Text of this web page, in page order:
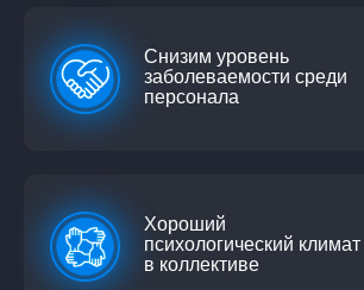
Снизим уровень
заболеваемости среди
персонала
Хороший
психологический климат
в коллективе